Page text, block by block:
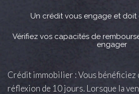
Un crédit vous engage et doit
Vérifiez vos capacités de
engager
Crédit immobilier : Vous bénéficiez
réflexion de 10 jours. Lorsque la